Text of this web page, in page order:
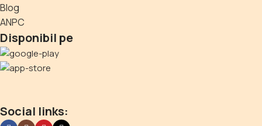
Blog
ANPC
Disponibil pe
Social links: